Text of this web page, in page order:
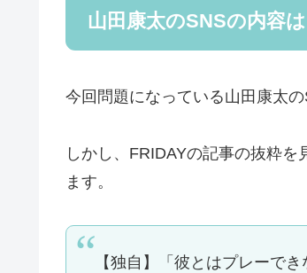
山田康太のSNSの内容は
今回問題になっている山田康太
しかし、FRIDAYの記事の抜粋
ます。
【独自】「彼とはプレーで